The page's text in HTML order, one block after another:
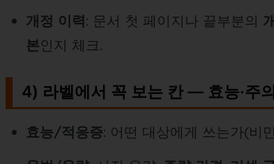
개정 이력: 문서 첫 페이지나 끝부분의
본인지 체크.
4) 라벨에서 꼭 보는 칸 — 효능·주
효능/적응증: 어떤 대상에게 쓰는가(비